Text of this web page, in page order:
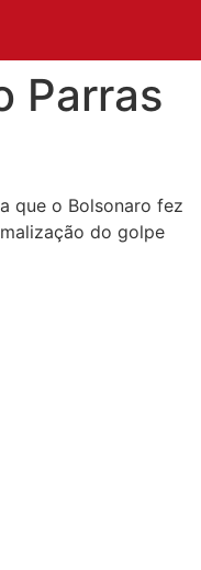
Parras
que o Bolsonaro fez
do golpe